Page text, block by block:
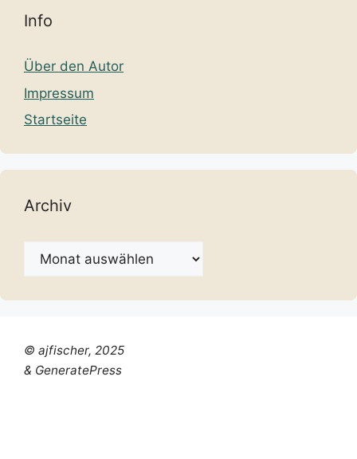
Info
Über den Autor
Impressum
Startseite
Archiv
Archiv
© ajfischer, 2025
& GeneratePress